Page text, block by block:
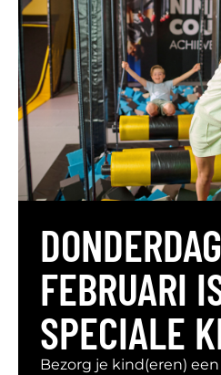
FEBRUARI
SPECIALE
Bezorg je kind(eren)